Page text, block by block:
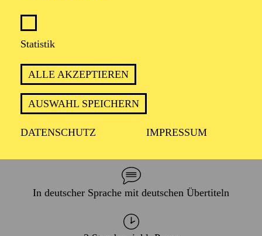
Statistik
ALLE AKZEPTIEREN
AUSWAHL SPEICHERN
DATENSCHUTZ IMPRESSUM
BEST OF WALZERKÖNIG JOHANN
PREMIERE
25. Oktober 2025
WIEDERAUFNAHME
In deutscher Sprache mit deutschen Übertiteln